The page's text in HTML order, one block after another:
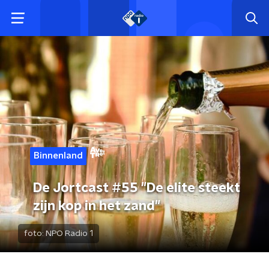
Binnenland
De Jortcast #55 "De elite steekt
zijn kop in het zand"
foto: NPO Radio 1